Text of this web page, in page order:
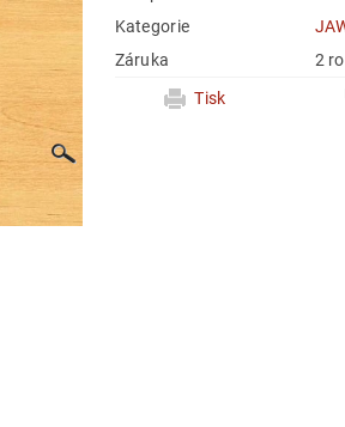
Kategorie
Záruka
2
Tisk